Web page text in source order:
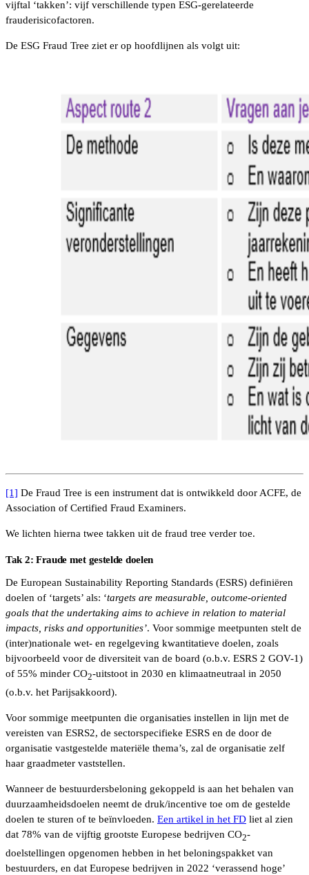
vijftal ‘takken’: vijf verschillende typen ESG-gerelateerde
frauderisicofactoren.
De ESG Fraud Tree ziet er op hoofdlijnen als volgt uit:
[1] De Fraud Tree is een instrument dat is ontwikkeld door ACFE, de
Association of Certified Fraud Examiners.
We lichten hierna twee takken uit de fraud tree verder toe.
Tak 2: Fraude met gestelde doelen
De European Sustainability Reporting Standards (ESRS) definiëren
doelen of ‘targets’ als: ‘targets are measurable, outcome-oriented
goals that the undertaking aims to achieve in relation to material
impacts, risks and opportunities’. Voor sommige meetpunten stelt de
(inter)nationale wet- en regelgeving kwantitatieve doelen, zoals
bijvoorbeeld voor de diversiteit van de board (o.b.v. ESRS 2 GOV-1)
of 55% minder CO2-uitstoot in 2030 en klimaatneutraal in 2050
(o.b.v. het Parijsakkoord).
Voor sommige meetpunten die organisaties instellen in lijn met de
vereisten van ESRS2, de sectorspecifieke ESRS en de door de
organisatie vastgestelde materiële thema’s, zal de organisatie zelf
haar graadmeter vaststellen.
Wanneer de bestuurdersbeloning gekoppeld is aan het behalen van
duurzaamheidsdoelen neemt de druk/incentive toe om de gestelde
doelen te sturen of te beïnvloeden. Een artikel in het FD liet al zien
dat 78% van de vijftig grootste Europese bedrijven CO2-
doelstellingen opgenomen hebben in het beloningspakket van
bestuurders, en dat Europese bedrijven in 2022 ‘verassend hoge’